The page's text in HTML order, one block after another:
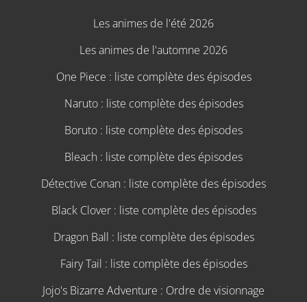
Les animes de l'été 2026
Les animes de l'automne 2026
One Piece : liste complète des épisodes
Naruto : liste complète des épisodes
Boruto : liste complète des épisodes
Bleach : liste complète des épisodes
Détective Conan : liste complète des épisodes
Black Clover : liste complète des épisodes
Dragon Ball : liste complète des épisodes
Fairy Tail : liste complète des épisodes
Jojo's Bizarre Adventure : Ordre de visionnage